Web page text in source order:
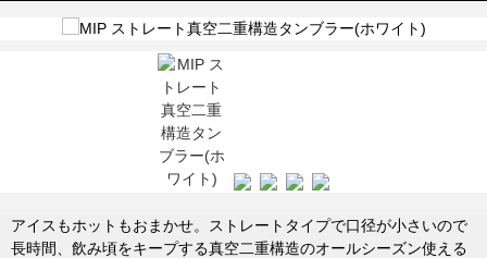
アイスもホットもおまかせ。ストレートタイプで口径が小さいので
長時間、飲み頃をキープする真空二重構造のオールシーズン使える